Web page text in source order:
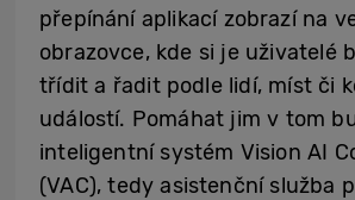
přepínání aplikací zobrazí na
obrazovce, kde si je uživatelé
třídit a řadit podle lidí, míst či
událostí. Pomáhat jim v tom
inteligentní systém Vision AI
(VAC), tedy asistenční služba